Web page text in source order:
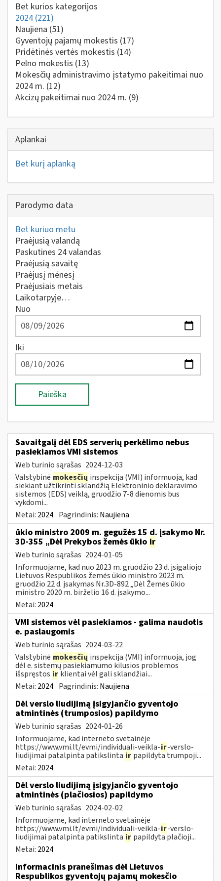
Bet kurios kategorijos
2024 (221)
Naujiena (51)
Gyventojų pajamų mokestis (17)
Pridėtinės vertės mokestis (14)
Pelno mokestis (13)
Mokesčių administravimo įstatymo pakeitimai nuo
2024 m. (12)
Akcizų pakeitimai nuo 2024 m. (9)
Aplankai
Bet kurį aplanką
Parodymo data
Bet kuriuo metu
Praėjusią valandą
Paskutines 24 valandas
Praėjusią savaitę
Praėjusį mėnesį
Praėjusiais metais
Laikotarpyje…
Nuo
Iki
Paieška
Savaitgalį dėl EDS serverių perkėlimo nebus
pasiekiamos VMI sistemos
Web turinio sąrašas 2024-12-03
Valstybinė mokesčių inspekcija (VMI) informuoja, kad
siekiant užtikrinti sklandžią Elektroninio deklaravimo
sistemos (EDS) veiklą, gruodžio 7-8 dienomis bus
vykdomi...
Metai: 2024 Pagrindinis: Naujiena
ūkio ministro 2009 m. gegužės 15 d. įsakymo Nr.
3D-355 „Dėl Prekybos žemės ūkio ir
Web turinio sąrašas 2024-01-05
Informuojame, kad nuo 2023 m. gruodžio 23 d. įsigaliojo
Lietuvos Respublikos žemės ūkio ministro 2023 m.
gruodžio 22 d. įsakymas Nr.3D-892 „Dėl Žemės ūkio
ministro 2020 m. birželio 16 d. įsakymo...
Metai: 2024
VMI sistemos vėl pasiekiamos - galima naudotis
e. paslaugomis
Web turinio sąrašas 2024-03-22
Valstybinė mokesčių inspekcija (VMI) informuoja, jog
dėl e. sistemų pasiekiamumo kilusios problemos
išspręstos ir klientai vėl gali sklandžiai...
Metai: 2024 Pagrindinis: Naujiena
Dėl verslo liudijimą įsigyjančio gyventojo
atmintinės (trumposios) papildymo
Web turinio sąrašas 2024-01-26
Informuojame, kad interneto svetainėje
https://www.vmi.lt/evmi/individuali-veikla-ir-verslo-
liudijimai patalpinta patikslinta ir papildyta trumpoji...
Metai: 2024
Dėl verslo liudijimą įsigyjančio gyventojo
atmintinės (plačiosios) papildymo
Web turinio sąrašas 2024-02-02
Informuojame, kad interneto svetainėje
https://www.vmi.lt/evmi/individuali-veikla-ir-verslo-
liudijimai patalpinta patikslinta ir papildyta plačioji...
Metai: 2024
Informacinis pranešimas dėl Lietuvos
Respublikos gyventojų pajamų mokesčio